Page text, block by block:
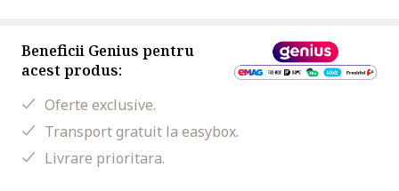
Beneficii Genius pentru
acest produs:
Oferte exclusive.
Transport gratuit la easybox.
Livrare prioritara.